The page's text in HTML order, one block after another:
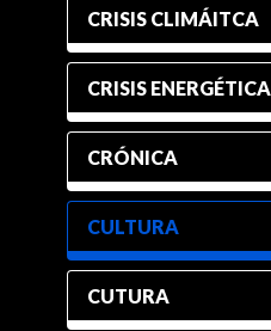
CRISIS CLIMÁITCA
CRISIS ENERGÉTICA
CRÓNICA
CULTURA
CUTURA